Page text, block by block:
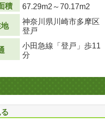
積
67.29m2 ～70.17m2
神奈川県川崎市多摩区
登戸
小田急線「登戸」歩11
分